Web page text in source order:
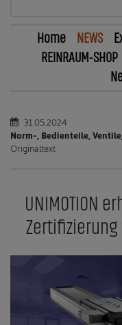
Home NEWS
REINRAUM-SHOP
31.05.2024
Norm-, Bedienteile,
Originaltext
UNIMOTION
Zertifizierung